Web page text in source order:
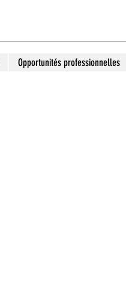
Opportunités professionnelles